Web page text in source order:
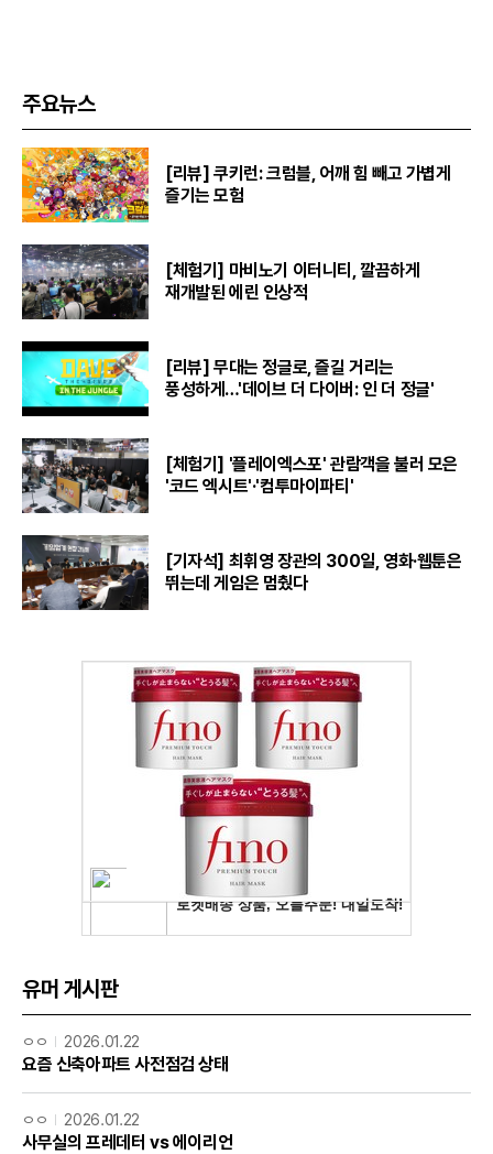
주요뉴스
[리뷰] 쿠키런: 크럼블, 어깨 힘 빼고 가볍게
즐기는 모험
[체험기] 마비노기 이터니티, 깔끔하게
재개발된 에린 인상적
[리뷰] 무대는 정글로, 즐길 거리는
풍성하게…'데이브 더 다이버: 인 더 정글'
[체험기] '플레이엑스포' 관람객을 불러 모은
'코드 엑시트'·'컴투마이파티'
[기자석] 최휘영 장관의 300일, 영화·웹툰은
뛰는데 게임은 멈췄다
유머 게시판
ㅇㅇ 2026.01.22
요즘 신축아파트 사전점검 상태
ㅇㅇ 2026.01.22
사무실의 프레데터 vs 에이리언